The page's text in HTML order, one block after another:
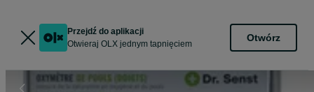
Przejdź do aplikacji
Otwieraj OLX jednym tapnięciem
Otwórz